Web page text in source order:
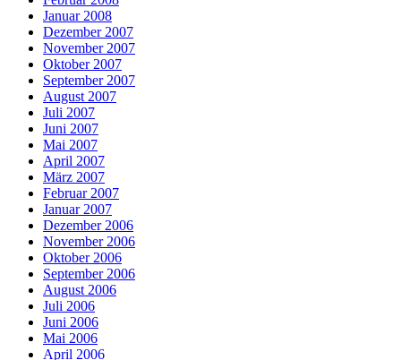
Januar 2008
Dezember 2007
November 2007
Oktober 2007
September 2007
August 2007
Juli 2007
Juni 2007
Mai 2007
April 2007
März 2007
Februar 2007
Januar 2007
Dezember 2006
November 2006
Oktober 2006
September 2006
August 2006
Juli 2006
Juni 2006
Mai 2006
April 2006